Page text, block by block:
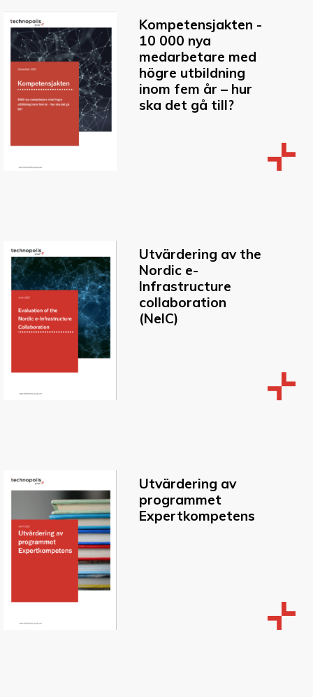
Kompetensjakten -
10 000 nya
medarbetare med
högre utbildning
inom fem år – hur
ska det gå till?
Utvärdering av the
Nordic e-
lnfrastructure
collaboration
(NelC)
Utvärdering av
programmet
Expertkompetens